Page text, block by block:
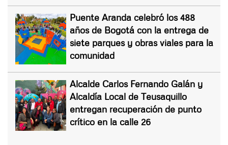
Puente Aranda celebró los 488
años de Bogotá con la entrega de
siete parques y obras viales para la
comunidad
Alcalde Carlos Fernando Galán y
Alcaldía Local de Teusaquillo
entregan recuperación de punto
crítico en la calle 26